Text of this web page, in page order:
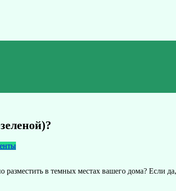
в темных местах вашего дома? Если